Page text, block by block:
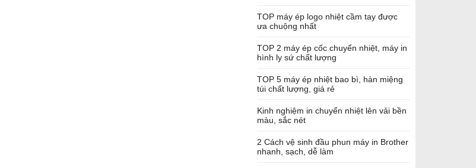
TOP máy ép logo nhiệt cầm tay được
ưa chuộng nhất
TOP 2 máy ép cốc chuyển nhiệt, máy in
hình ly sứ chất lượng
TOP 5 máy ép nhiệt bao bì, hàn miệng
túi chất lượng, giá rẻ
Kinh nghiệm in chuyển nhiệt lên vải bền
màu, sắc nét
2 Cách vệ sinh đầu phun máy in Brother
nhanh, sạch, dễ làm